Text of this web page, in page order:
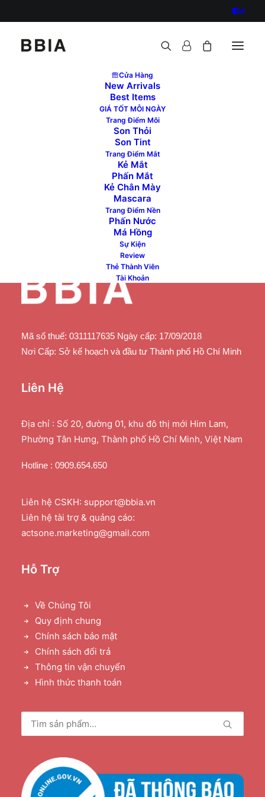
Cửa Hàng
New Arrivals
Best Items
GIÁ TỐT MỖI NGÀY
Trang Điểm Môi
Son Thỏi
Son Tint
Trang Điểm Mắt
Kẻ Mắt
Phấn Mắt
Kẻ Chân Mày
Mascara
Trang Điểm Nền
Phấn Nước
Má Hồng
Sự Kiện
Review
Thẻ Thành Viên
Tài Khoản
Số 20 Đường số 1 Khu Đô thị mới Him Lam, P.Tân
Mã số thuế: 0311117635 Ngày cấp: 17/09/2018
Nơi Cấp: Sở kế hoạch và đầu tư Thành phố Hồ Chí Minh
Liên Hệ
Địa chỉ : Số 20, đường 01, khu đô thị mới Him Lam,
Phường Tân Hưng, Thành phố Hồ Chí Minh, Việt Nam
Hotline : 0909.654.650
Liên hệ CSKH: support@bbia.vn
Liên hệ tài trợ & quảng cáo:
actsone.marketing@gmail.com
Hỗ Trợ
Về Chúng Tôi
Quy định chung
Chính sách bảo mật
Chính sách đổi trả
Thông tin vận chuyển
Hình thức thanh toán
Tìm
kiếm: